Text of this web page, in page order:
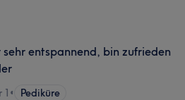
entspannend, bin zufrieden
1 • Pediküre